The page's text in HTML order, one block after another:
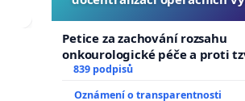
Petice za zachování rozsahu
onkourologické péče a proti
docentralizaci operačních
839 podpisů
Oznámení o transparentnosti